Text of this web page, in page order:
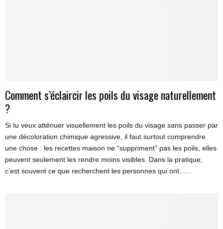
Comment s’éclaircir les poils du visage naturellement
?
Si tu veux atténuer visuellement les poils du visage sans passer par
une décoloration chimique agressive, il faut surtout comprendre
une chose : les recettes maison ne “suppriment” pas les poils, elles
peuvent seulement les rendre moins visibles. Dans la pratique,
c’est souvent ce que recherchent les personnes qui ont......